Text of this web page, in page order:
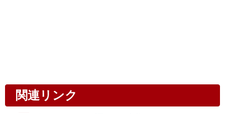
関連リンク